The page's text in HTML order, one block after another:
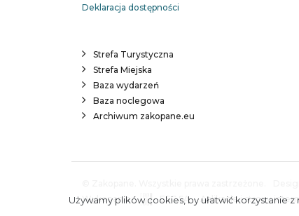
Deklaracja dostępności
Strefa Turystyczna
Strefa Miejska
Baza wydarzeń
Baza noclegowa
Archiwum zakopane.eu
Wykonanie:
ESC SA - Aplikacje i strony
Używamy plików cookies, by ułatwić korzystanie